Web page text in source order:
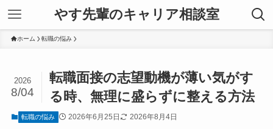
やす先輩のキャリア相談室
ホーム 転職の悩み
転職面接の志望動機が薄い気がす
る時、無理に盛らずに整える方法
2026
8/04
転職の悩み 2026年6月25日 2026年8月4日